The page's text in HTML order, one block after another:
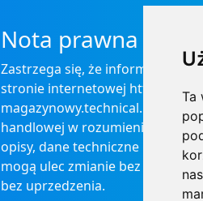
Ta
Nota prawna
Zastrzega się, że informacje
stronie internetowej https://
magazynowy.technical.pl/ nie
handlowej w rozumieniu prawa,
opisy, dane techniczne i
mogą ulec zmianie bez podania
bez uprzedzenia.